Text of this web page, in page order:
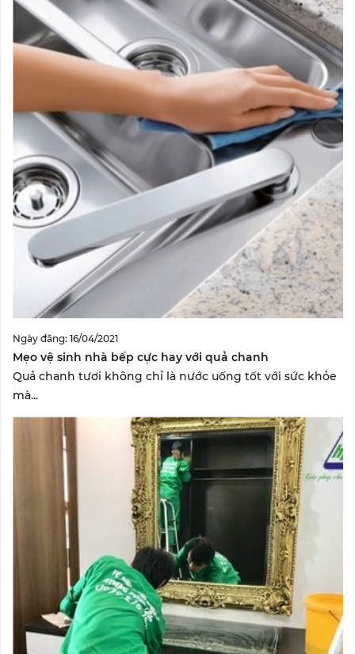
Ngày đăng: 16/04/2021
Mẹo vệ sinh nhà bếp cực hay với quả chanh
Quả chanh tươi không chỉ là nước uống tốt với sức khỏe
mà...